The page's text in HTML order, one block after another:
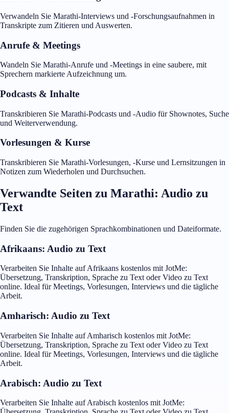
Verwandeln Sie Marathi-Interviews und -Forschungsaufnahmen in
Transkripte zum Zitieren und Auswerten.
Anrufe & Meetings
Wandeln Sie Marathi-Anrufe und -Meetings in eine saubere, mit
Sprechern markierte Aufzeichnung um.
Podcasts & Inhalte
Transkribieren Sie Marathi-Podcasts und -Audio für Shownotes, Suche
und Weiterverwendung.
Vorlesungen & Kurse
Transkribieren Sie Marathi-Vorlesungen, -Kurse und Lernsitzungen in
Notizen zum Wiederholen und Durchsuchen.
Verwandte Seiten zu Marathi: Audio zu
Text
Finden Sie die zugehörigen Sprachkombinationen und Dateiformate.
Afrikaans: Audio zu Text
Verarbeiten Sie Inhalte auf Afrikaans kostenlos mit JotMe:
Übersetzung, Transkription, Sprache zu Text oder Video zu Text
online. Ideal für Meetings, Vorlesungen, Interviews und die tägliche
Arbeit.
Amharisch: Audio zu Text
Verarbeiten Sie Inhalte auf Amharisch kostenlos mit JotMe:
Übersetzung, Transkription, Sprache zu Text oder Video zu Text
online. Ideal für Meetings, Vorlesungen, Interviews und die tägliche
Arbeit.
Arabisch: Audio zu Text
Verarbeiten Sie Inhalte auf Arabisch kostenlos mit JotMe: